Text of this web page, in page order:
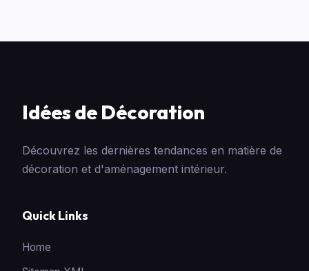
Idées de Décoration
Découvrez les dernières tendances en matière de
décoration et d'aménagement intérieur.
Quick Links
Home